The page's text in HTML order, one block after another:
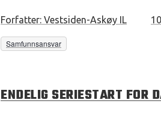
Forfatter: Vestsiden-Askøy IL
Samfunnsansvar
ENDELIG SERIESTART FOR